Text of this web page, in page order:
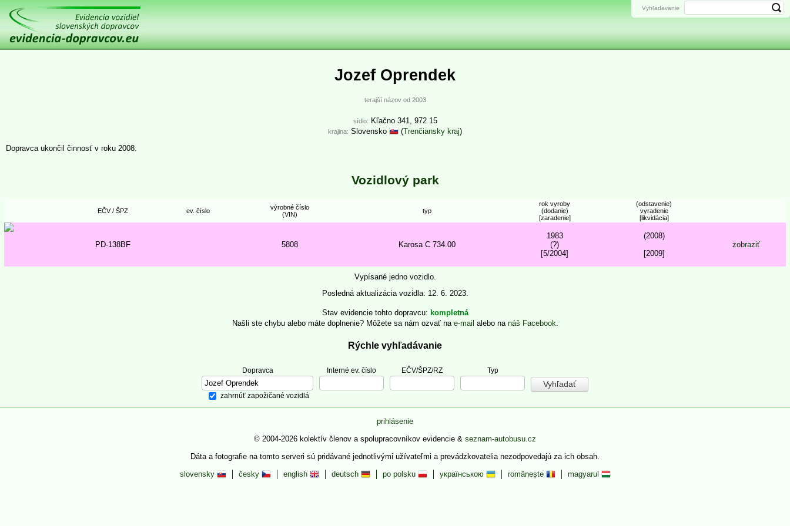
Jozef Oprendek
terajší názov od 2003
sídlo: Kľačno 341, 972 15
krajina: Slovensko (Trenčiansky kraj)
Dopravca ukončil činnosť v roku 2008.
Vozidlový park
EČV / ŠPZ ev. číslo
výrobné číslo
(VIN)
typ
rok vyroby
(dodanie)
[zaradenie]
(odstavenie)
vyradenie
[likvidácia]
PD-138BF 5808 Karosa C 734.00
1983
(?)
[5/2004]
(2008)
[2009]
zobraziť
Vypísané jedno vozidlo.
Posledná aktualizácia vozidla: 12. 6. 2023.
Stav evidencie tohto dopravcu
kompletná
Našli ste chybu alebo máte doplnenie? Môžete sa nám ozvať na e-mail alebo na náš Facebook.
Rýchle vyhľadávanie
Dopravca
zahrnúť zapožičané vozidlá
Interné ev. číslo EČV/ŠPZ/RZ Typ
Vyhľadavanie
prihlásenie
© 2004-2026 kolektív členov a spolupracovníkov evidencie & seznam-autobusu.cz
Dáta a fotografie na tomto serveri sú pridávané jednotlivými užívateľmi a prevádzkovatelia nezodpovedajú za ich obsah.
slovensky
česky english deutsch po polsku українською românește magyarul